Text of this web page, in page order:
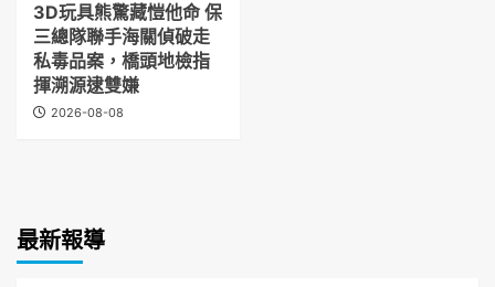
3D玩具熊驚藏愷他命 保
三總隊聯手海關偵破走
私毒品案，橋頭地檢指
揮溯源逮雙嫌
2026-08-08
最新報導